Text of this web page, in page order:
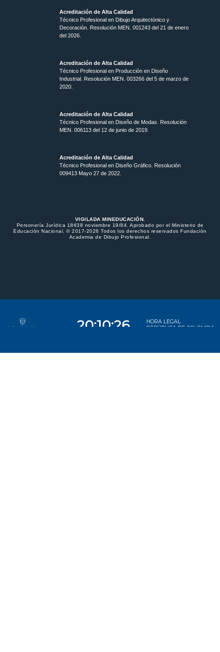
Acreditación de Alta Calidad
Técnico Profesional en Dibujo Arquitectónico y
Decoración. Resolución MEN. 001243 del 21 de enero
del 2026.
Acreditación de Alta Calidad
Técnico Profesional en Producción en Diseño
Industrial. Resolución MEN. 003266 del 5 de marzo de
2020.
Acreditación de Alta Calidad
Técnico Profesional en Diseño de Modas. Resolución
MEN. 006113 del 12 de junio de 2019.
Acreditación de Alta Calidad
Técnico Profesional en Diseño Gráfico. Resolución
009413 Mayo 27 de 2022.
VIGILADA MINEDUCACIÓN.
Personería Jurídica 18638 noviembre 19/84. Aprobado por el Ministerio de
Educación Nacional. © 2017-2026 Todos los derechos reservados Fundación
Academia de Dibujo Profesional.